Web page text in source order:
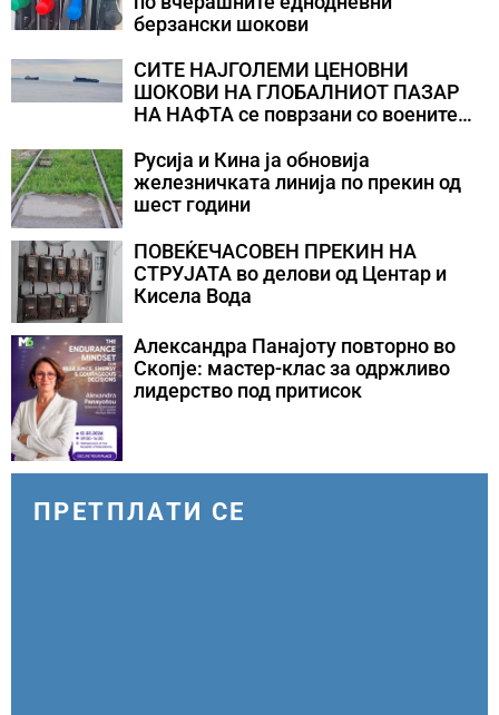
берзански шокови
СИТЕ НАЈГОЛЕМИ ЦЕНОВНИ
ШОКОВИ НА ГЛОБАЛНИОТ ПАЗАР
НА НАФТА се поврзани со воените
Русија и Кина ја обновија
железничката линија по прекин од
шест години
ПОВЕЌЕЧАСОВЕН ПРЕКИН НА
СТРУЈАТА во делови од Центар и
Кисела Вода
Александра Панајоту повторно во
Скопје: мастер-клас за одржливо
лидерство под притисок
ПРЕТПЛАТИ СЕ